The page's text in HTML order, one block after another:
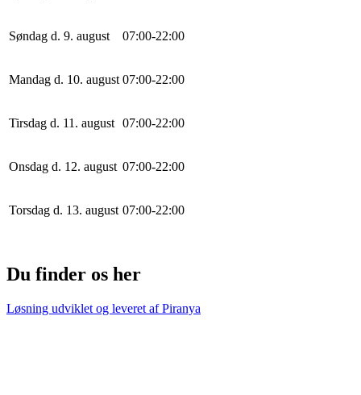
Søndag d. 9. august 07:00-22:00
Mandag d. 10. august 07:00-22:00
Tirsdag d. 11. august 07:00-22:00
Onsdag d. 12. august 07:00-22:00
Torsdag d. 13. august 07:00-22:00
Du finder os her
Løsning udviklet og leveret afPiranya